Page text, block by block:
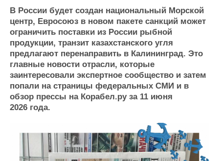
Реклама
Конференции
Выставки и семинары
Личности
Словарь
Флот
Галерея флота
Отзывы
Все службы
В России будет создан национальный Морской
центр, Евросоюз в новом пакете санкций может
ограничить поставки из России рыбной
продукции, транзит казахстанского угля
предлагают перенаправить в Калининград. Это
главные новости отрасли, которые
заинтересовали экспертное сообщество и затем
попали на страницы федеральных СМИ и в
обзор прессы на Корабел.ру за 11 июня
2026 года.